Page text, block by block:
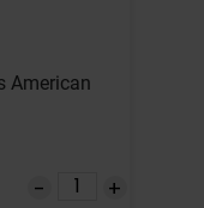
American